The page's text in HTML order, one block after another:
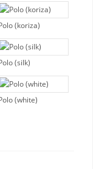
(koriza)
(silk)
(white)